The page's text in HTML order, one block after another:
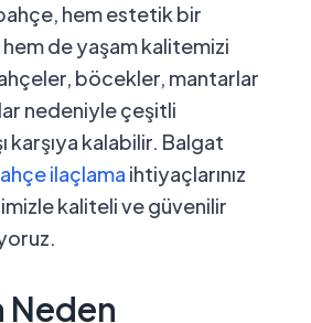
bahçe, hem estetik bir
de yaşam kalitemizi
böcekler, mantarlar
nedeniyle çeşitli
karşıya kalabilir. Balgat
ilaçlama ihtiyaçlarınız
kaliteli ve güvenilir
Neden